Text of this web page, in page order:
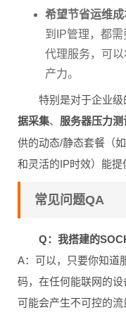
希望节省运维成
到IP管理，都
代理服务，可
产力。
特别是对于企业级
据采集、 服务器压力测
供的动态/静态套餐（如
和灵活的IP时效）能提
常见问题QA
Q：我搭建的
A：可以，只要你知道
码，在任何能联网的
可能会产生不可控的